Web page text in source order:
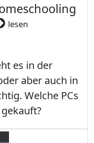
lesen
es in der
aber auch in
Welche PCs